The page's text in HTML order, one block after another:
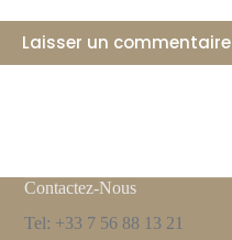
Laisser un commentaire
Contactez-Nous
Tel: +33 7 56 88 13 21